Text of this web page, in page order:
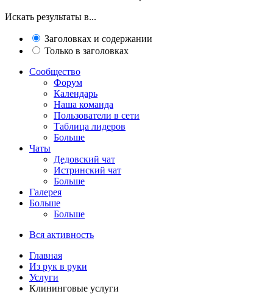
Искать результаты в...
Заголовках и содержании
Только в заголовках
Сообщество
Форум
Календарь
Наша команда
Пользователи в сети
Таблица лидеров
Больше
Чаты
Дедовский чат
Истринский чат
Больше
Галерея
Больше
Больше
Вся активность
Главная
Из рук в руки
Услуги
Клининговые услуги